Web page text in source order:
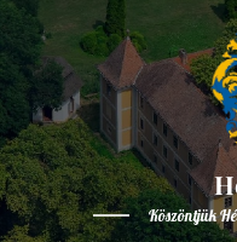
Köszöntjük